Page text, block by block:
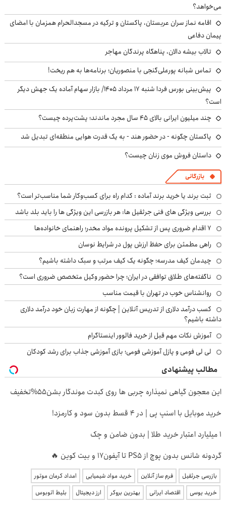
می‌خواهد؟
اقامه نماز سران عربستان، پاکستان و ترکیه در مسجدالحرام همزمان با امضای
پیمان دفاعی
تالاب بیشه دالان، پناهگاه پرندگان مهاجر
تماس شبانه پورعلی‌گنجی با منصوریان؛ برنامه‌ها به هم ریخت!
پیش‌بینی بورس فردا شنبه ۱۷ مرداد ۱۴۰۵/ بازار سهام آماده یک جهش دیگر
است؟
چند میلیون ایرانی بالای ۴۵ سال مجرد ماندند؛ پشت‌پرده چیست؟
پاکستان چگونه - در حضور هند - به یک قدرت هوایی منطقه‌ای تبدیل شد
داستان فروش موی زنان چیست؟
بازرگانی
ثبت برند یا خرید برند آماده : کدام راه برای کسب‌وکار شما مناسب‌تر است؟
بررسی ویژگی های فنی جرثقیل ها: هر بازرسی این ویژگی ها را باید بلد باشد
۷ اقدام ضروری پس از تشکیل پرونده مواد مخدر؛ راهنمای خانواده‌ها
راهی مطمئن برای حفظ ارزش پول در شرایط نوسان
چیدمان کیف مدرسه؛ چگونه یک کیف مرتب و سبک داشته باشیم؟
ناگفته‌های طلاق توافقی در ایران؛ چرا حضور وکیل متخصص ضروری است؟
روانشناس خوب در تهران با قیمت مناسب
کسب درآمد دلاری از تدریس آنلاین | چگونه از مهارت زبان خود درآمد دلاری
داشته باشیم؟
آموزش نکات مهم قبل از خرید فالوور اینستاگرام
لی لی فومی و پازل آموزشی فومی؛ بازی آموزشی جذاب برای رشد کودکان
مطالب پیشنهادی
این معجون گیاهی نمیذاره چربی ها روی کبدت موندگار بشن55%تخفیف
خرید موبایل با اسنپ پی | در ۴ قسط بدون سود و کارمزد!
۱ میلیارد اعتبار خرید طلا | بدون ضامن و چک
گردونه شانس بدون پوچ از PS5 تا آیفون17 و بیت کوین 🔥
بازرسی جرثقیل فرم ساز آنلاین خرید مواد شیمیایی
امداد کرمان موتور
خرید یوسی
اقتصاد ایرانی بهترین بروکر ارز دیجیتال بلیط اتوبوس